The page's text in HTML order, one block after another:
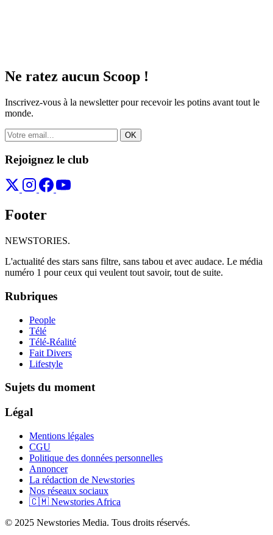
Ne ratez aucun Scoop !
Inscrivez-vous à la newsletter pour recevoir les potins avant tout le
monde.
OK
Rejoignez le club
Footer
NEWSTORIES.
L'actualité des stars sans filtre, sans tabou et avec audace. Le média
numéro 1 pour ceux qui veulent tout savoir, tout de suite.
Rubriques
People
Télé
Télé-Réalité
Fait Divers
Lifestyle
Sujets du moment
Légal
Mentions légales
CGU
Politique des données personnelles
Annoncer
La rédaction de Newstories
Nos réseaux sociaux
🇨🇲 Newstories Africa
© 2025 Newstories Media. Tous droits réservés.